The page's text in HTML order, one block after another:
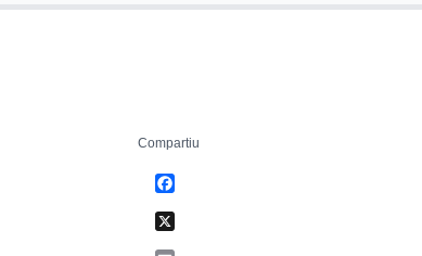
Compartiu